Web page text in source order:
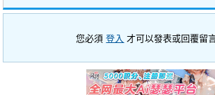
您必須登入 才可以發表或回覆留